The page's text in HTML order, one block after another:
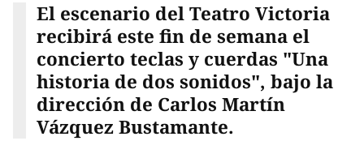
El escenario del Teatro Victoria
recibirá este fin de semana el
concierto teclas y cuerdas "Una
historia de dos sonidos", bajo la
dirección de Carlos Martín
Vázquez Bustamante.